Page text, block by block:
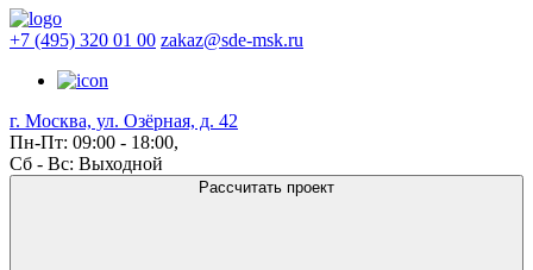
+7 (495) 320 01 00 zakaz@sde-msk.ru
г. Москва, ул. Озёрная, д. 42
Пн-Пт: 09:00 - 18:00,
Сб - Вс: Выходной
Рассчитать проект